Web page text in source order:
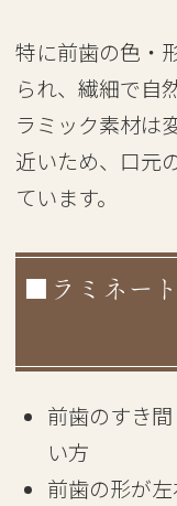
特に前歯の色・
られ、繊細で自
ラミック素材は
近いため、口元
ています。
■ラミネー
前歯のすき
い方
前歯の形が